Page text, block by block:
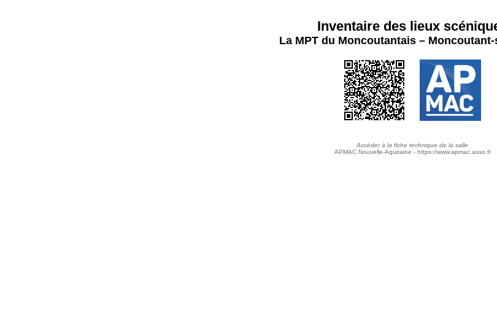
Inventaire des lieux
La MPT du Moncoutantais –
Accéder à la fiche technique de la salle
APMAC Nouvelle-Aquitaine - https://www.apmac.asso.fr